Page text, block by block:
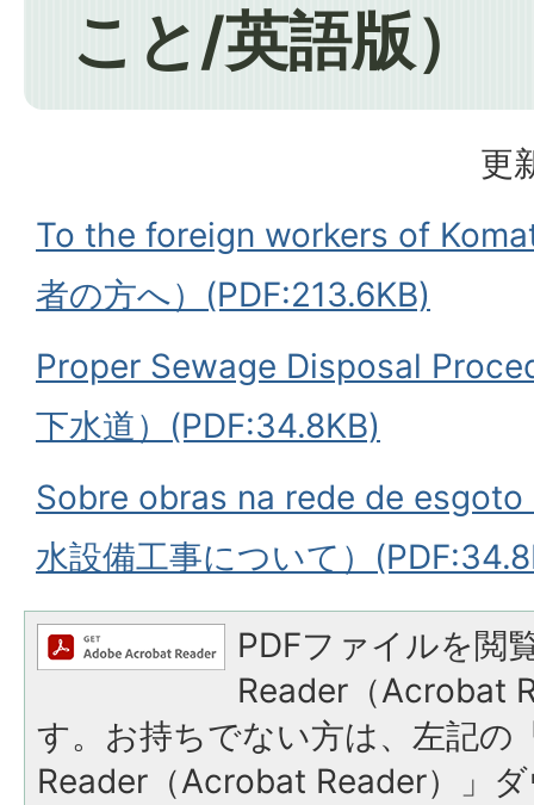
こと/英語版）
更
To the foreign workers of
者の方へ）(PDF:213.6KB)
Proper Sewage Disposal
下水道）(PDF:34.8KB)
Sobre obras na rede de
水設備工事について）
PDFファイルを閲
Reader（Acrobat
す。お持ちでない方は、左記の
Reader（Acrobat Reader）」